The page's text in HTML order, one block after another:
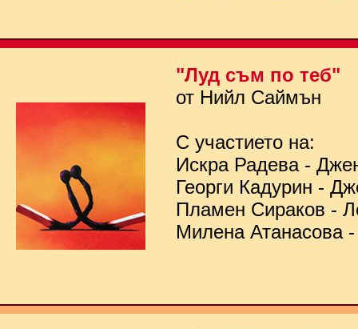
"Луд съм по теб"
от Нийл Саймън
С участието на:
Искра Радева -
Георги Кадурин -
Пламен Сираков -
Милена Атанасова